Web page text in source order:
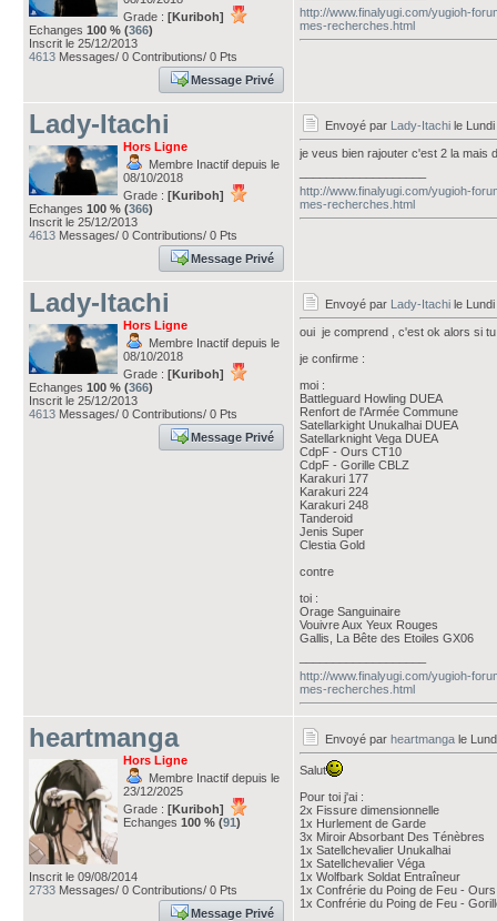
Grade : [Kuriboh]
Echanges 100 % (366)
Inscrit le 25/12/2013
4613 Messages/ 0 Contributions/ 0 Pts
Message Privé
http://www.finalyugi.com/yugioh-
mes-recherches.html
Lady-Itachi
Hors Ligne
Membre Inactif depuis le
08/10/2018
Grade : [Kuriboh]
Echanges 100 % (366)
Inscrit le 25/12/2013
4613 Messages/ 0 Contributions/ 0 Pts
Message Privé
Envoyé par Lady-Itachi le
je veus bien rajouter c'est 2 la mais
http://www.finalyugi.com/yugioh-
mes-recherches.html
Lady-Itachi
Hors Ligne
Membre Inactif depuis le
08/10/2018
Grade : [Kuriboh]
Echanges 100 % (366)
Inscrit le 25/12/2013
4613 Messages/ 0 Contributions/ 0 Pts
Message Privé
Envoyé par Lady-Itachi le
oui je comprend , c'est ok alors si
je confirme :
moi :
Battleguard Howling DUEA
Renfort de l'Armée Commune
Satellarkight Unukalhai DUEA
Satellarknight Vega DUEA
CdpF - Ours CT10
CdpF - Gorille CBLZ
Karakuri 177
Karakuri 224
Karakuri 248
Tanderoid
Jenis Super
Clestia Gold
contre
toi :
Orage Sanguinaire
Vouivre Aux Yeux Rouges
Gallis, La Bête des Etoiles GX06
http://www.finalyugi.com/yugioh-
mes-recherches.html
heartmanga
Hors Ligne
Membre Inactif depuis le
23/12/2025
Grade : [Kuriboh]
Echanges 100 % (91)
Inscrit le 09/08/2014
2733 Messages/ 0 Contributions/ 0 Pts
Message Privé
Envoyé par heartmanga le
Salut
Pour toi j'ai :
2x Fissure dimensionnelle
1x Hurlement de Garde
3x Miroir Absorbant Des Ténèbres
1x Satellchevalier Unukalhai
1x Satellchevalier Véga
1x Wolfbark Soldat Entraîneur
1x Confrérie du Poing de Feu - Ours
1x Confrérie du Poing de Feu -